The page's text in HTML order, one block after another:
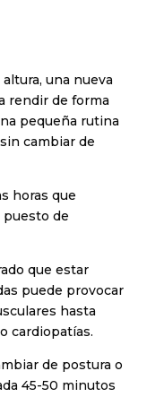
una nueva
rendir de forma
pequeña rutina
cambiar de
horas que
de
que estar
puede provocar
hasta
cardiopatías.
de postura o
45-50 minutos